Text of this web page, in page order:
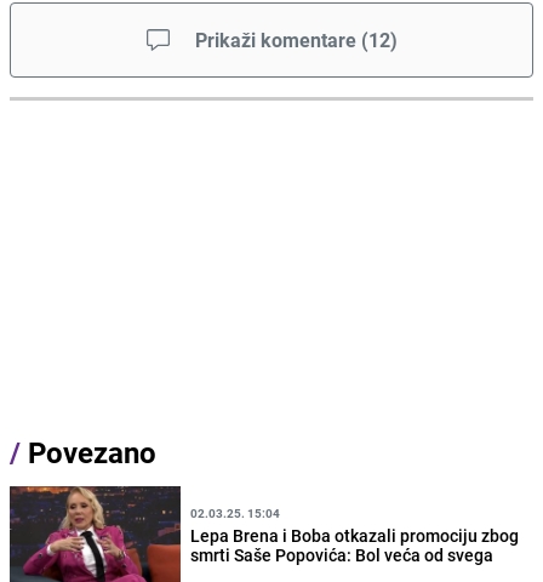
Prikaži komentare (12)
/ Povezano
02.03.25. 15:04
Lepa Brena i Boba otkazali promociju zbog
smrti Saše Popovića: Bol veća od svega